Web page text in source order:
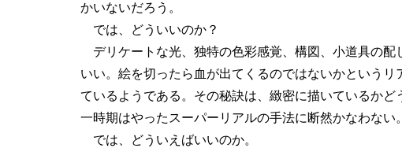
かいないだろう。
では、どういいのか？
デリケートな光、独特の色彩感覚、構図、小道具の
いい。絵を切ったら血が出てくるのではないかという
ているようである。その秘訣は、緻密に描いているかど
一時期はやったスーパーリアルの手法に断然かなわない。
では、どういえばいいのか。